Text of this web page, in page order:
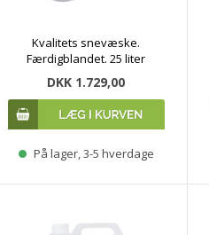
Kvalitets snevæske.
Færdigblandet. 25 liter
DKK 1.729,00
På lager, 3-5 hverdage